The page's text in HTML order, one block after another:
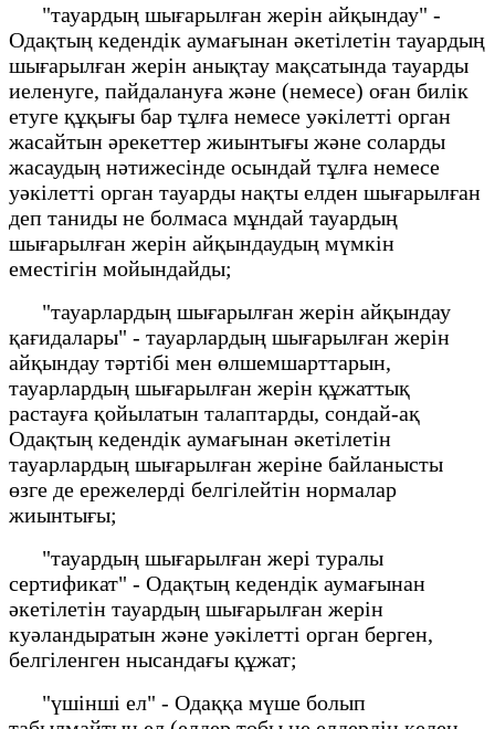
"тауардың шығарылған жерін айқындау" -
Одақтың кедендік аумағынан әкетілетін тауардың
шығарылған жерін анықтау мақсатында тауарды
иеленуге, пайдалануға және (немесе) оған билік
етуге құқығы бар тұлға немесе уәкілетті орган
жасайтын әрекеттер жиынтығы және соларды
жасаудың нәтижесінде осындай тұлға немесе
уәкілетті орган тауарды нақты елден шығарылған
деп таниды не болмаса мұндай тауардың
шығарылған жерін айқындаудың мүмкін
еместігін мойындайды;
"тауарлардың шығарылған жерін айқындау
қағидалары" - тауарлардың шығарылған жерін
айқындау тәртібі мен өлшемшарттарын,
тауарлардың шығарылған жерін құжаттық
растауға қойылатын талаптарды, сондай-ақ
Одақтың кедендік аумағынан әкетілетін
тауарлардың шығарылған жеріне байланысты
өзге де ережелерді белгілейтін нормалар
жиынтығы;
"тауардың шығарылған жері туралы
сертификат" - Одақтың кедендік аумағынан
әкетілетін тауардың шығарылған жерін
куәландыратын және уәкілетті орган берген,
белгіленген нысандағы құжат;
"үшінші ел" - Одаққа мүше болып